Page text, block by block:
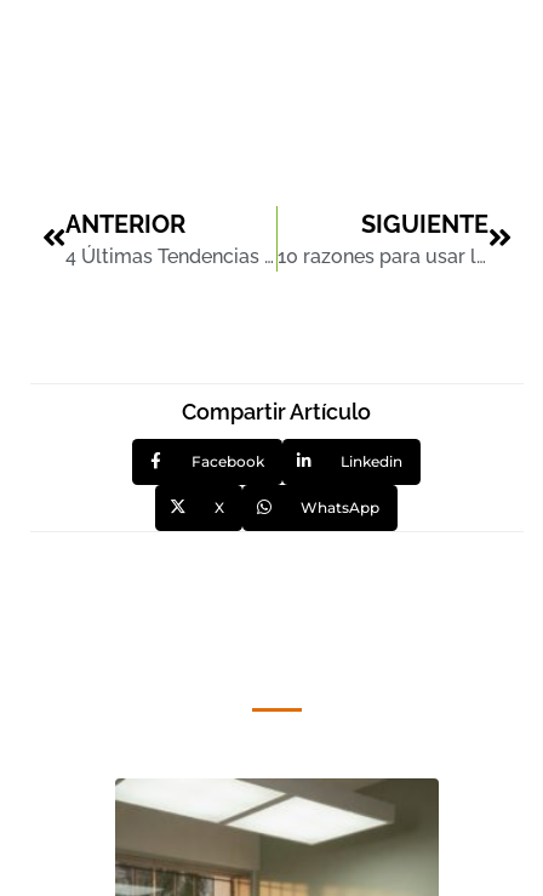
ANTERIOR
4 Últimas Tendencias en Lentes para Niños
SIGUIENTE
10 razones para usar los lentes deportivos para niños
Compartir Artículo
Facebook Linkedin
X WhatsApp